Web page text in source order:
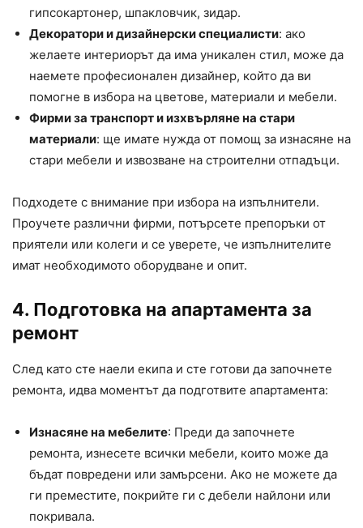
гипсокартонер, шпакловчик, зидар.
Декоратори и дизайнерски специалисти: ако
желаете интериорът да има уникален стил, може да
наемете професионален дизайнер, който да ви
помогне в избора на цветове, материали и мебели.
Фирми за транспорт и изхвърляне на стари
материали: ще имате нужда от помощ за изнасяне на
стари мебели и извозване на строителни отпадъци.
Подходете с внимание при избора на изпълнители.
Проучете различни фирми, потърсете препоръки от
приятели или колеги и се уверете, че изпълнителите
имат необходимото оборудване и опит.
4. Подготовка на апартамента за
ремонт
След като сте наели екипа и сте готови да започнете
ремонта, идва моментът да подготвите апартамента:
Изнасяне на мебелите: Преди да започнете
ремонта, изнесете всички мебели, които може да
бъдат повредени или замърсени. Ако не можете да
ги преместите, покрийте ги с дебели найлони или
покривала.